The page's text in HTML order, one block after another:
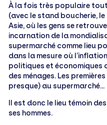
À la fois très populaire
(avec le stand boucherie,
Asie, où les gens se
incarnation de la
supermarché comme lieu
dans la mesure où
politiques et économiques
des ménages. Les
presque) au supermarché…
Il est donc le lieu témoin
ses hommes.